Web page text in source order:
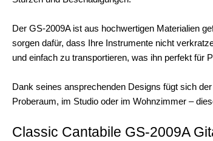
Der GS-2009A ist aus hochwertigen Materialien
sorgen dafür, dass Ihre Instrumente nicht
und einfach zu transportieren, was ihn perfekt für
Dank seines ansprechenden Designs fügt sich
Proberaum, im Studio oder im Wohnzimmer –
Classic Cantabile GS-2009A